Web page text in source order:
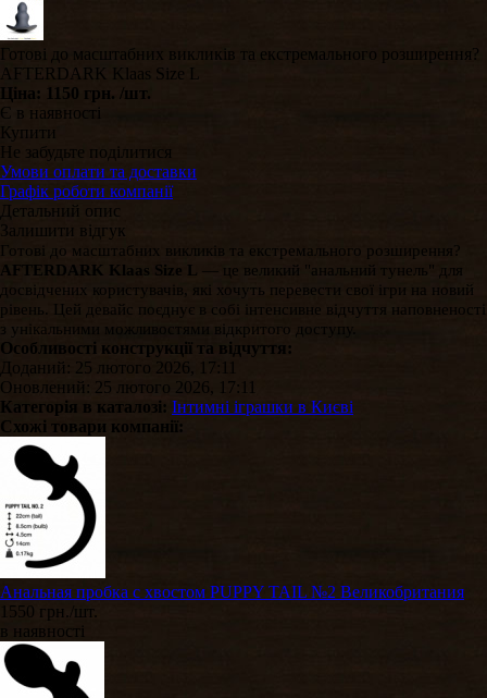
​Готові до масштабних викликів та екстремального розширення?
AFTERDARK Klaas Size L
Ціна: 1150 грн. /шт.
Є в наявності
Купити
Не забудьте поділитися
Умови оплати та доставки
Графік роботи компанії
Детальний опис
Залишити відгук
Готові до масштабних викликів та екстремального розширення?
AFTERDARK Klaas Size L — це великий "анальний тунель" для
досвідчених користувачів, які хочуть перевести свої ігри на новий
рівень. Цей девайс поєднує в собі інтенсивне відчуття наповненості
з унікальними можливостями відкритого доступу.
Особливості конструкції та відчуття:
Доданий: 25 лютого 2026, 17:11
Оновлений: 25 лютого 2026, 17:11
Категорія в каталозі: Інтимні іграшки в Києві
Схожі товари компанії:
Анальная пробка с хвостом PUPPY TAIL №2 Великобритания
1550 грн./шт.
в наявності